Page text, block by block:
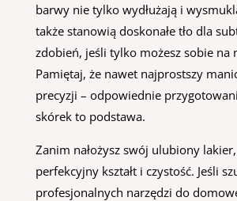
barwy nie tylko wydłużają i
także stanowią doskonałe tło dla
zdobień, jeśli tylko możesz sobie na
Pamiętaj, że nawet najprostszy
precyzji – odpowiednie
skórek to podstawa.
Zanim nałożysz swój ulubiony
perfekcyjny kształt i czystość. Jeśli
profesjonalnych narzędzi do